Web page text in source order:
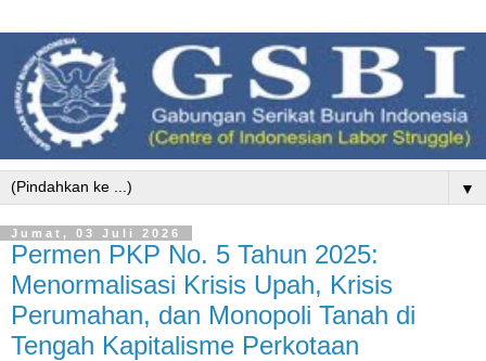
▼
Jumat, 03 Juli 2026
Permen PKP No. 5 Tahun 2025:
Menormalisasi Krisis Upah, Krisis
Perumahan, dan Monopoli Tanah di
Tengah Kapitalisme Perkotaan